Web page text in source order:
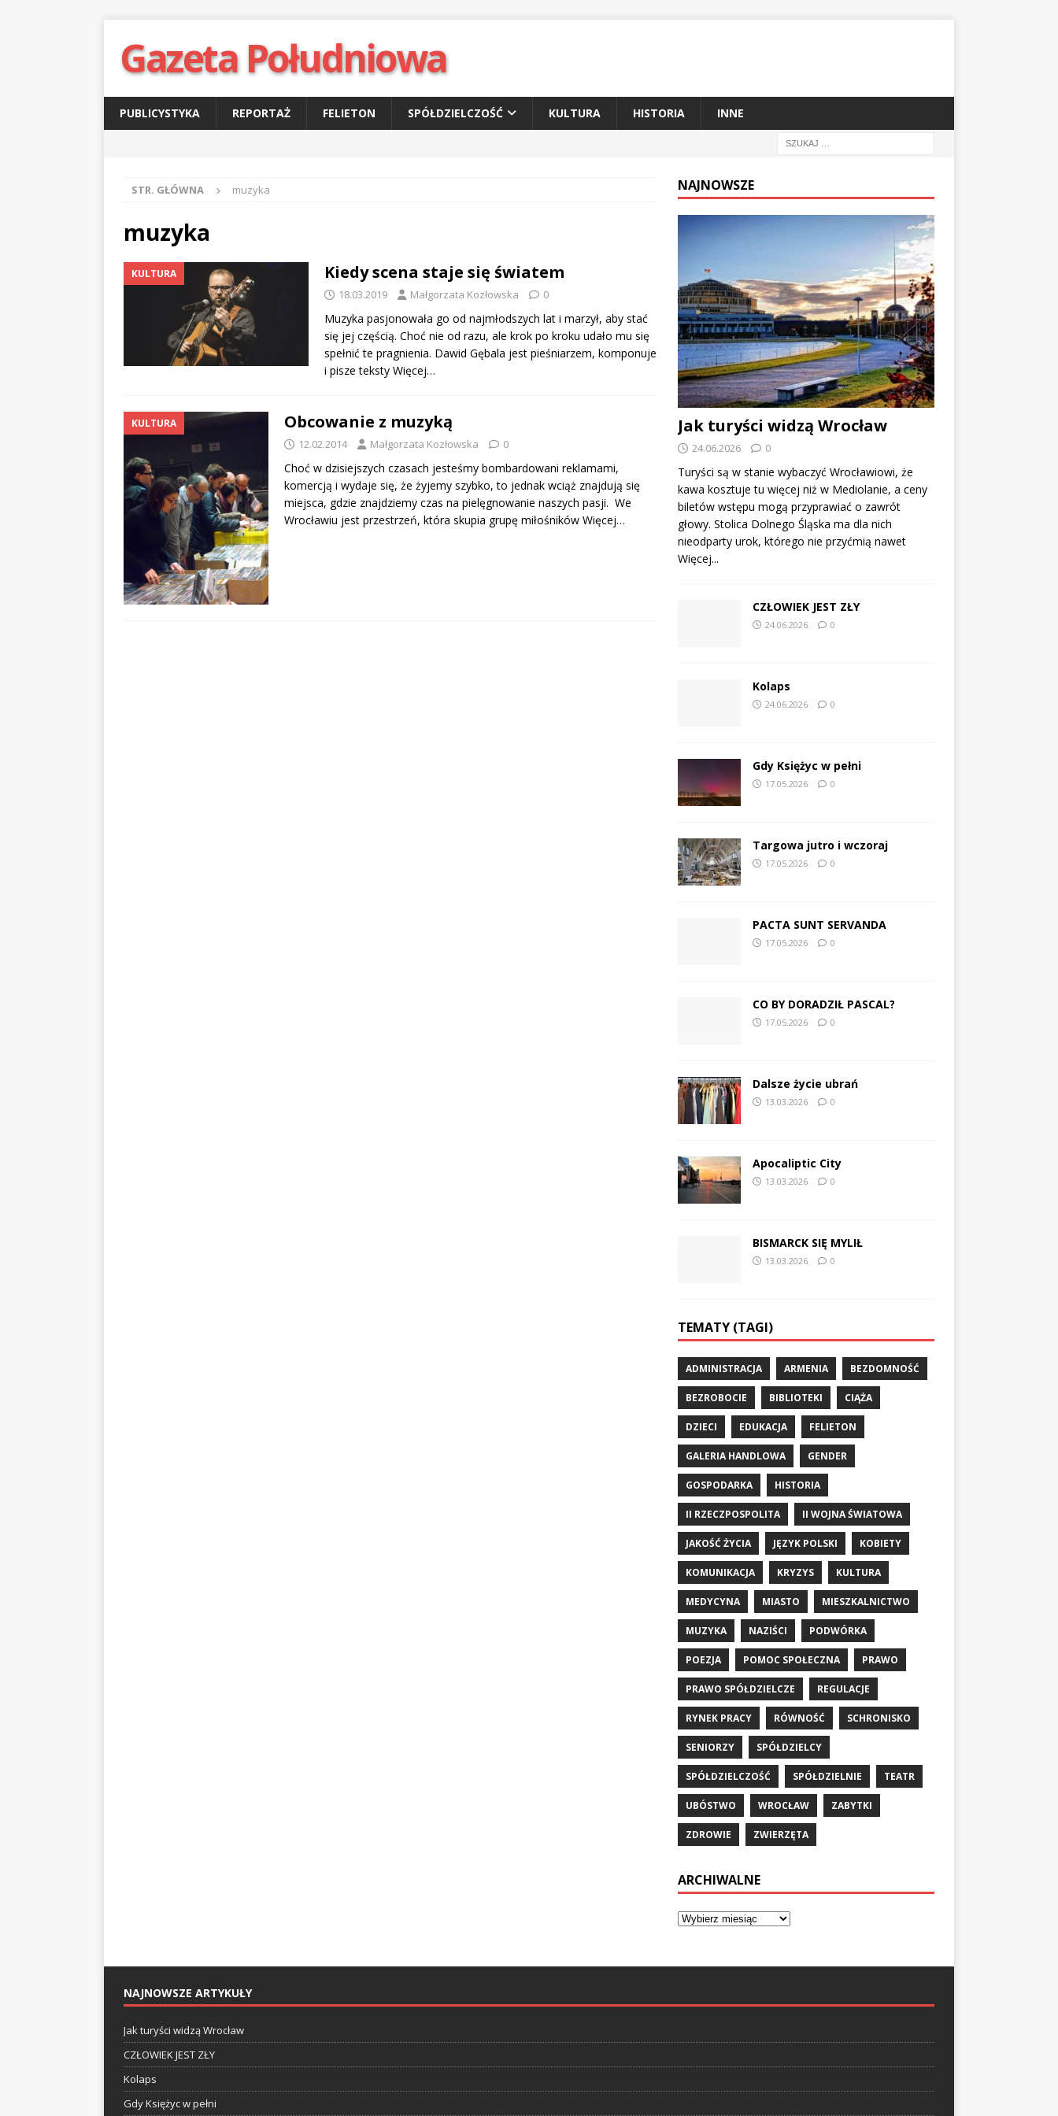
Gazeta Południowa
PUBLICYSTYKA REPORTAŻ FELIETON SPÓŁDZIELCZOŚĆ KULTURA HISTORIA INNE
STR. GŁÓWNA muzyka
muzyka
KULTURA Kiedy scena staje się światem
18.03.2019 Małgorzata Kozłowska 0
Muzyka pasjonowała go od najmłodszych lat i marzył, aby stać
się jej częścią. Choć nie od razu, ale krok po kroku udało mu się
spełnić te pragnienia. Dawid Gębala jest pieśniarzem, komponuje
i pisze teksty Więcej…
KULTURA Obcowanie z muzyką
12.02.2014 Małgorzata Kozłowska 0
Choć w dzisiejszych czasach jesteśmy bombardowani reklamami,
komercją i wydaje się, że żyjemy szybko, to jednak wciąż znajdują się
miejsca, gdzie znajdziemy czas na pielęgnowanie naszych pasji. We
Wrocławiu jest przestrzeń, która skupia grupę miłośników Więcej…
NAJNOWSZE
Jak turyści widzą Wrocław
24.06.2026 0
Turyści są w stanie wybaczyć Wrocławiowi, że
kawa kosztuje tu więcej niż w Mediolanie, a ceny
biletów wstępu mogą przyprawiać o zawrót
głowy. Stolica Dolnego Śląska ma dla nich
nieodparty urok, którego nie przyćmią nawet
Więcej...
CZŁOWIEK JEST ZŁY
24.06.2026 0
Kolaps
24.06.2026 0
Gdy Księżyc w pełni
17.05.2026 0
Targowa jutro i wczoraj
17.05.2026 0
PACTA SUNT SERVANDA
17.05.2026 0
CO BY DORADZIŁ PASCAL?
17.05.2026 0
Dalsze życie ubrań
13.03.2026 0
Apocaliptic City
13.03.2026 0
BISMARCK SIĘ MYLIŁ
13.03.2026 0
TEMATY (TAGI)
ADMINISTRACJA ARMENIA BEZDOMNOŚĆ
BEZROBOCIE BIBLIOTEKI CIĄŻA
DZIECI EDUKACJA FELIETON
GALERIA HANDLOWA GENDER
GOSPODARKA HISTORIA
II RZECZPOSPOLITA II WOJNA ŚWIATOWA
JAKOŚĆ ŻYCIA JĘZYK POLSKI KOBIETY
KOMUNIKACJA KRYZYS KULTURA
MEDYCYNA MIASTO MIESZKALNICTWO
MUZYKA NAZIŚCI PODWÓRKA
POEZJA POMOC SPOŁECZNA PRAWO
PRAWO SPÓŁDZIELCZE REGULACJE
RYNEK PRACY RÓWNOŚĆ SCHRONISKO
SENIORZY SPÓŁDZIELCY
SPÓŁDZIELCZOŚĆ SPÓŁDZIELNIE TEATR
UBÓSTWO WROCŁAW ZABYTKI
ZDROWIE ZWIERZĘTA
ARCHIWALNE
NAJNOWSZE ARTYKUŁY
Jak turyści widzą Wrocław
CZŁOWIEK JEST ZŁY
Kolaps
Gdy Księżyc w pełni